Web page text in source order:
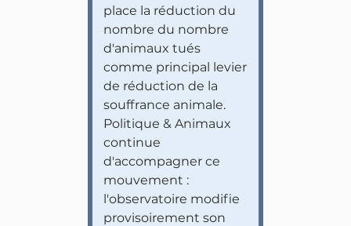
place la réduction du
nombre du nombre
d'animaux tués
comme principal levier
de réduction de la
souffrance animale.
Politique & Animaux
continue
d'accompagner ce
mouvement :
l'observatoire modifie
provisoirement son